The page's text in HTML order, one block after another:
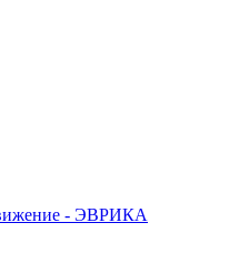
- ЭВРИКА